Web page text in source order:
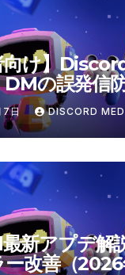
向け】
の誤発信
7日 DISCORD
新アプデ解
改善（2026